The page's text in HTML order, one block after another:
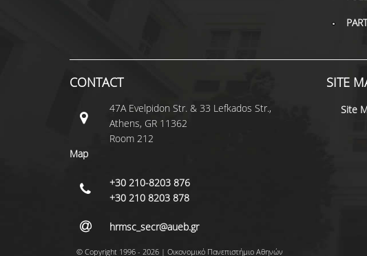
CONTACT
47A Evelpidon Str. & 33 Lefkados Str.,
Athens, GR 11362
Room 212
Map
+30 210-8203 876
+30 210 8203 878
hrmsc_secr@aueb.gr
SITE
Site
© Copyright 1996 - 2026 | Οικονομικό Πανεπιστήμιο Αθηνών